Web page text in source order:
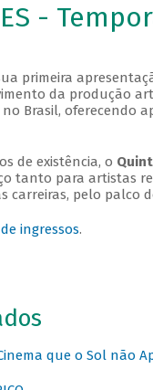
-
primeira
da produção
Brasil, oferecendo
de existência, o
tanto para artistas
carreiras, pelo palco
ingressos.
que o Sol não